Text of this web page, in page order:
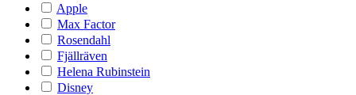
Apple
Max Factor
Rosendahl
Fjällräven
Helena Rubinstein
Disney